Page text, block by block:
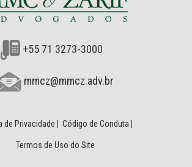
+55 71 3273-3000
mmcz@mmcz.adv.br
de Privacidade Código de Conduta
Termos de Uso do Site